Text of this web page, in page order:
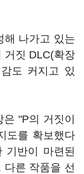
해 나가고 있는
거짓 DLC(확장
도 커지고 있
"P의 거짓이
도를 확보했다
기반이 마련된
다른 작품을 선